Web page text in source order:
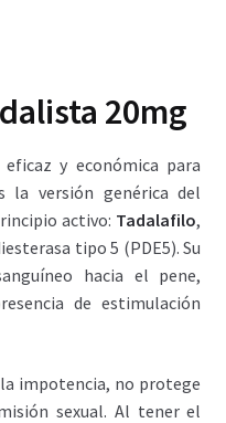
20mg
y económica para
la versión genérica del
activo: Tadalafilo,
tipo 5 (PDE5). Su
hacia el pene,
de estimulación
impotencia, no protege
sexual. Al tener el